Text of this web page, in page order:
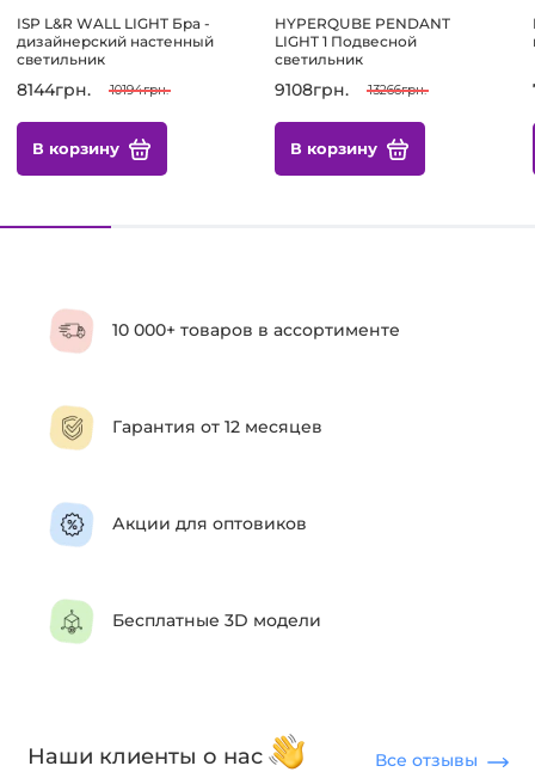
ISP L&R WALL LIGHT Бра -
дизайнерский настенный
светильник
8144грн. 10194грн.
В корзину
HYPERQUBE PENDANT
LIGHT 1 Подвесной
светильник
9108грн. 13266грн.
В корзину
10 000+ товаров в ассортименте
Гарантия от 12 месяцев
Акции для оптовиков
Бесплатные 3D модели
Наши клиенты о нас Все отзывы